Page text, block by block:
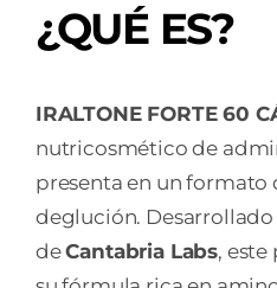
¿QUÉ ES?
IRALTONE FORTE 60
nutricosmético de
presenta en un formato
deglución.
deCantabria Labs,